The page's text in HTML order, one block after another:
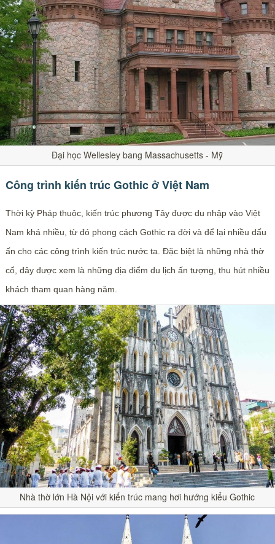
Đại học Wellesley bang Massachusetts - Mỹ
Công trình kiến trúc Gothic ở Việt Nam
Thời kỳ Pháp thuộc, kiến trúc phương Tây được du nhập vào Việt
Nam khá nhiều, từ đó phong cách Gothic ra đời và để lại nhiều dấu
ấn cho các công trình kiến trúc nước ta. Đặc biệt là những nhà thờ
cổ, đây được xem là những địa điểm du lịch ấn tượng, thu hút nhiều
khách tham quan hàng năm.
Nhà thờ lớn Hà Nội với kiến trúc mang hơi hướng kiểu Gothic